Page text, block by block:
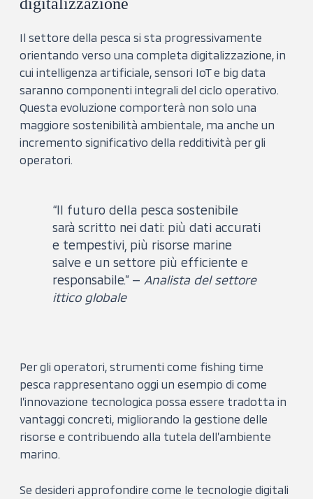
Il settore della pesca si sta progressivamente
orientando verso una completa digitalizzazione, in
cui intelligenza artificiale, sensori IoT e big data
saranno componenti integrali del ciclo operativo.
Questa evoluzione comporterà non solo una
maggiore sostenibilità ambientale, ma anche un
incremento significativo della redditività per gli
operatori.
“Il futuro della pesca sostenibile
sarà scritto nei dati: più dati accurati
e tempestivi, più risorse marine
salve e un settore più efficiente e
responsabile.” — Analista del settore
ittico globale
Per gli operatori, strumenti come fishing time
pesca rappresentano oggi un esempio di come
l’innovazione tecnologica possa essere tradotta in
vantaggi concreti, migliorando la gestione delle
risorse e contribuendo alla tutela dell’ambiente
marino.
Se desideri approfondire come le tecnologie digitali